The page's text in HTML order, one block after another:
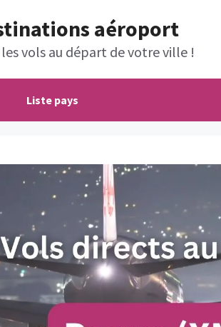
aéroport
les vols au départ de votre ville !
Liste pays